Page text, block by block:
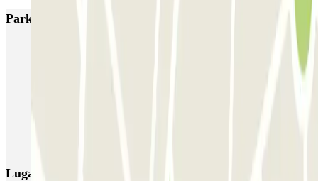
Parkings más valorados en Milán
Lugares y eventos interesantes cerca de Garage Paullo -